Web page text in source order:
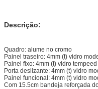
Descrição:
Quadro: alume no cromo
Painel traseiro: 4mm (t) vidro
Painel fixo: 4mm (t) vidro
Porta deslizante: 4mm (t) vidro
Painel funcional: 4mm (t) vidro
Com 15.5cm bandeja reforçada